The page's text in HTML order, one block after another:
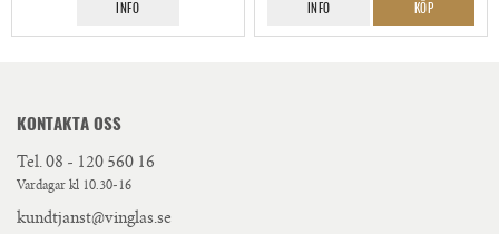
INFO INFO KÖP
KONTAKTA OSS
Tel. 08 - 120 560 16
Vardagar kl 10.30-16
kundtjanst@vinglas.se